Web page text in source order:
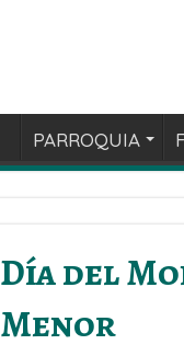
PARROQUIA
Día del
Menor